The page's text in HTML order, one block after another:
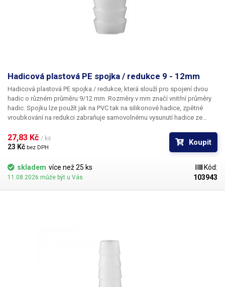
Hadicová plastová PE spojka / redukce 9 - 12mm
Hadicová plastová PE spojka / redukce, která slouží pro spojení dvou
hadic o různém průměru 9/12 mm. Rozměry v mm značí vnitřní průměry
hadic. Spojku lze použít jak na PVC tak na silikonové hadice, zpětné
vroubkování na redukci zabraňuje samovolnému vysunutí hadice ze
Délka: 42mm Váha: 1,5g
27,83 Kč / ks
23 Kč bez DPH
Koupit
skladem více než 25 ks
11.08.2026 může být u Vás
Kód:
103943